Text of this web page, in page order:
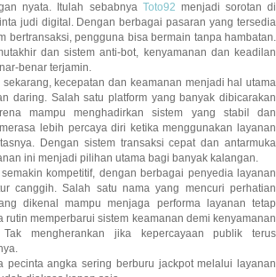
nyata. Itulah sebabnya Toto92 menjadi sorotan di
judi digital. Dengan berbagai pasaran yang tersedia
bertransaksi, pengguna bisa bermain tanpa hambatan.
dan sistem anti-bot, kenyamanan dan keadilan
benar terjamin.
sekarang, kecepatan dan keamanan menjadi hal utama
daring. Salah satu platform yang banyak dibicarakan
mampu menghadirkan sistem yang stabil dan
lebih percaya diri ketika menggunakan layanan
Dengan sistem transaksi cepat dan antarmuka
ini menjadi pilihan utama bagi banyak kalangan.
kompetitif, dengan berbagai penyedia layanan
canggih. Salah satu nama yang mencuri perhatian
dikenal mampu menjaga performa layanan tetap
rutin memperbarui sistem keamanan demi kenyamanan
Tak mengherankan jika kepercayaan publik terus
pecinta angka sering berburu jackpot melalui layanan